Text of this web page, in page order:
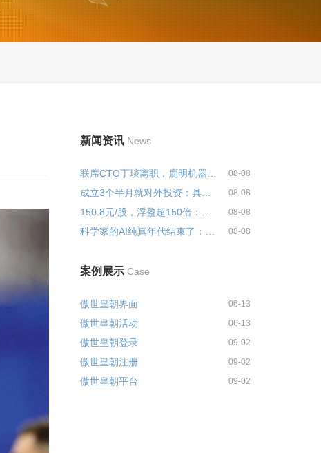
新闻资讯 News
08-08
成立3个半月就对外投资：具身智能... 08-08
08-08
08-08
案例展示 Case
傲世皇朝界面 06-13
傲世皇朝活动 06-13
傲世皇朝登录 09-02
傲世皇朝注册 09-02
傲世皇朝平台 09-02